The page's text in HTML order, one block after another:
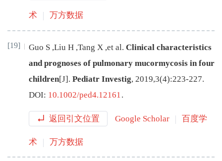
术 万方数据
[19] Guo S ,Liu H ,Tang X ,et al. Clinical characteristics
and prognoses of pulmonary mucormycosis in four
children[J]. Pediatr Investig, 2019,3(4):223-227.
DOI: 10.1002/ped4.12161.
返回引文位置 Google Scholar 百度学
术 万方数据